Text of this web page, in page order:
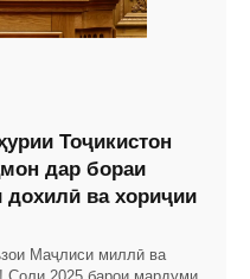
Тоҷикистон
дар бораи
дохилӣ ва хориҷии
Маҷлиси миллӣ ва